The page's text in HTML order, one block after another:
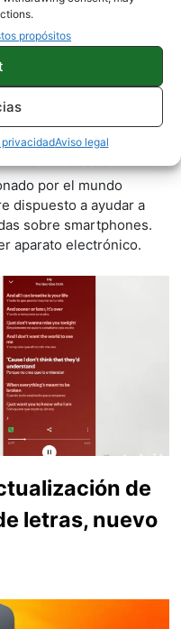
propósitos
Aviso legal
por el mundo
dispuesto a ayudar a
sobre smartphones.
aparato electrónico.
de
letras, nuevo